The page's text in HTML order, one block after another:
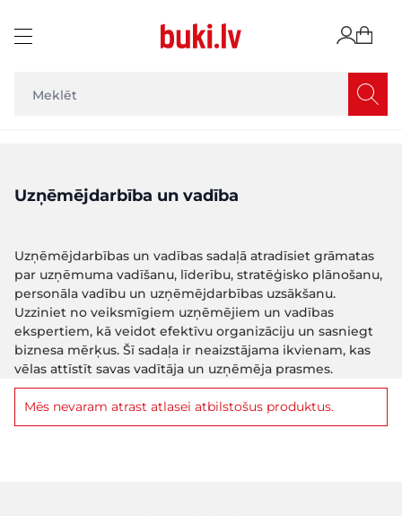
Uzņēmējdarbība un vadība
Uzņēmējdarbības un vadības sadaļā atradīsiet grāmatas
par uzņēmuma vadīšanu, līderību, stratēģisko plānošanu,
personāla vadību un uzņēmējdarbības uzsākšanu.
Uzziniet no veiksmīgiem uzņēmējiem un vadības
ekspertiem, kā veidot efektīvu organizāciju un sasniegt
biznesa mērķus. Šī sadaļa ir neaizstājama ikvienam, kas
vēlas attīstīt savas vadītāja un uzņēmēja prasmes.
Mēs nevaram atrast atlasei atbilstošus produktus.